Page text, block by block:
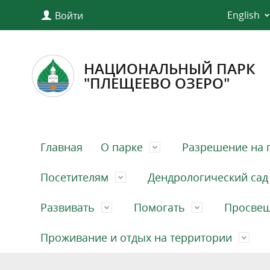
Войти English
НАЦИОНАЛЬНЫЙ ПАРК
"ПЛЕЩЕЕВО ОЗЕРО"
Главная О парке Разрешение на
Посетителям Дендрологический сад
Развивать Помогать
Проживание и отдых на территории